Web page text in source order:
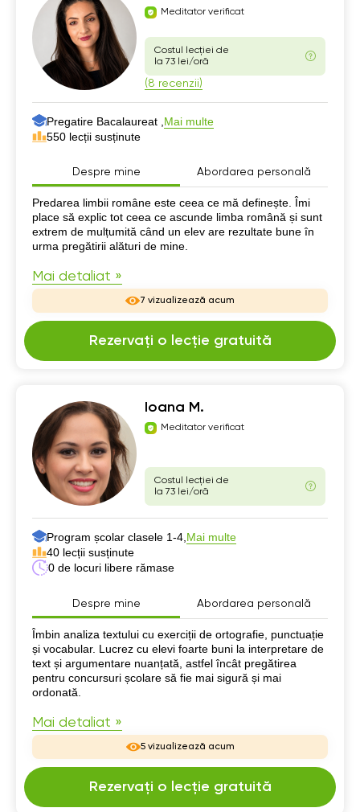
Meditator verificat
Costul lecției de
la 73 lei/oră
(8 recenzii)
Pregatire Bacalaureat , Mai multe
550 lecții susținute
Despre mine Abordarea personală
Despre mine
Predarea limbii române este ceea ce mă definește. Îmi
place să explic tot ceea ce ascunde limba română și sunt
extrem de mulțumită când un elev are rezultate bune în
urma pregătirii alături de mine.
Mai detaliat »
7 vizualizează acum
Rezervați o lecție gratuită
Ioana M.
Meditator verificat
Costul lecției de
la 73 lei/oră
Program școlar clasele 1-4, Mai multe
40 lecții susținute
0 de locuri libere rămase
Despre mine Abordarea personală
Despre mine
Îmbin analiza textului cu exerciții de ortografie, punctuație
și vocabular. Lucrez cu elevi foarte buni la interpretare de
text și argumentare nuanțată, astfel încât pregătirea
pentru concursuri școlare să fie mai sigură și mai
ordonată.
Mai detaliat »
5 vizualizează acum
Rezervați o lecție gratuită